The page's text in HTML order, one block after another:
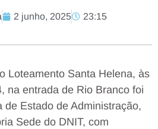
2 junho, 2025 23:15
Loteamento Santa Helena, às
na entrada de Rio Branco foi
de Estado de Administração,
Sede do DNIT, com